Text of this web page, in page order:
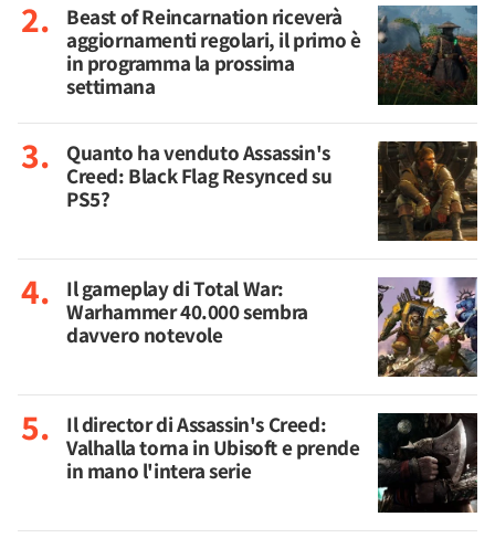
Beast of Reincarnation riceverà
aggiornamenti regolari, il primo è
in programma la prossima
settimana
Quanto ha venduto Assassin's
Creed: Black Flag Resynced su
PS5?
Il gameplay di Total War:
Warhammer 40.000 sembra
davvero notevole
Il director di Assassin's Creed:
Valhalla torna in Ubisoft e prende
in mano l'intera serie